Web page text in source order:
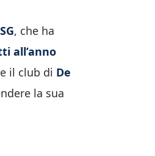
, che ha
all’anno
il club di De
la sua